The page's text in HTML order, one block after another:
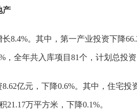
产
8.4%。其中，第一产业投资下降
，全年共入库项目81个，计划总投资
亿元，下降0.6%。其中，住宅投
万平方米，下降0.1%。